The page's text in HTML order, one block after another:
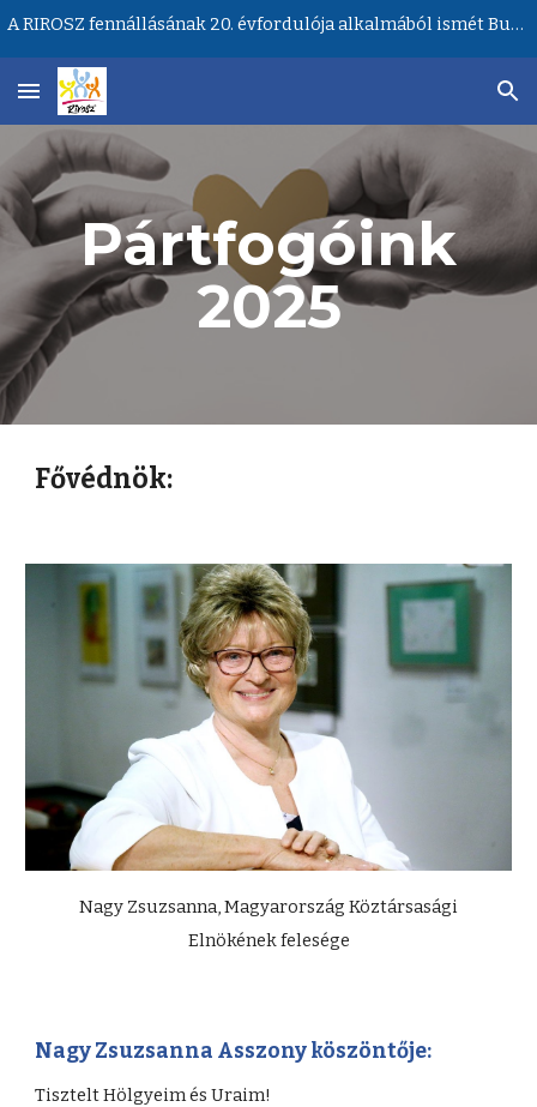
A RIROSZ fennállásának 20. évfordulója alkalmából ismét Budapesten lesz a Ritka Betegségek Világnapja központi rendezvénye!
Pártfogóink
2025
Fővédnök:
Nagy Zsuzsanna, Magyarország Köztársasági
Elnökének felesége
Nagy Zsuzsanna Asszony köszöntője:
Tisztelt Hölgyeim és Uraim!